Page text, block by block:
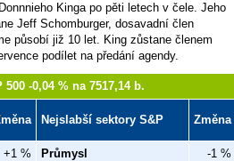
Kinga po pěti letech v čele. Jeho
Jeff Schomburger, dosavadní člen
působí již 10 let. King zůstane členem
podílet na předání agendy.
500 -0,04 % na 7517,14 b.
Nejslabší sektory S&P Změna
+1 % Průmysl
-1 %